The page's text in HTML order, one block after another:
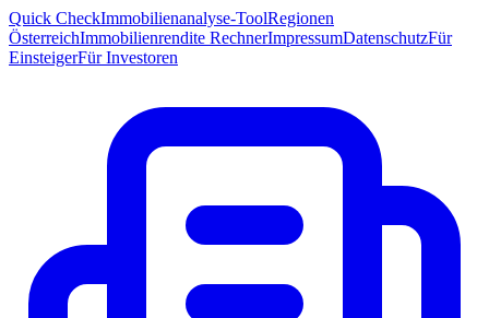
Quick CheckImmobilienanalyse-ToolRegionen
ÖsterreichImmobilienrendite RechnerImpressumDatenschutzFür
EinsteigerFür Investoren